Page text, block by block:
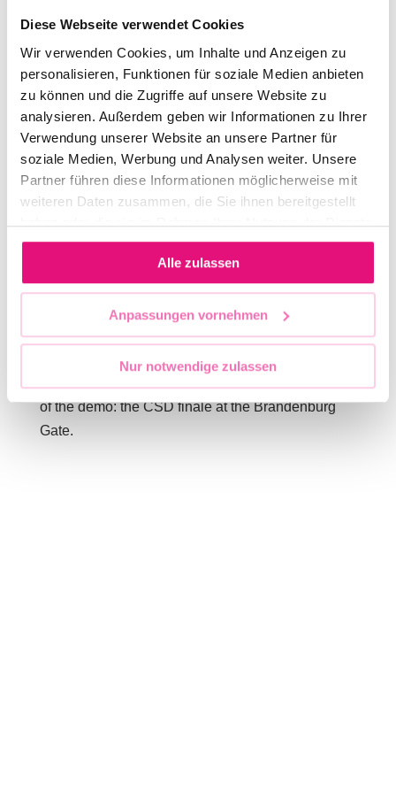
Diese Webseite verwendet Cookies
Wir verwenden Cookies, um Inhalte und Anzeigen zu
personalisieren, Funktionen für soziale Medien anbieten
zu können und die Zugriffe auf unsere Website zu
analysieren. Außerdem geben wir Informationen zu Ihrer
Verwendung unserer Website an unsere Partner für
soziale Medien, Werbung und Analysen weiter. Unsere
Partner führen diese Informationen möglicherweise mit
weiteren Daten zusammen, die Sie ihnen bereitgestellt
haben oder die sie im Rahmen Ihrer Nutzung der Dienste
gesammelt haben.
Alle zulassen
Anpassungen vornehmen
Nur notwendige zulassen
rights and visibility of the LGBTTIQA* community.
The CSD started at 12:00 o’clock on the Ku’damm
(near Joachimsthaler Straße). After the opening
ceremony, the demo started moving at 12:30.
of the demo: the CSD finale at the Brandenburg
Gate.